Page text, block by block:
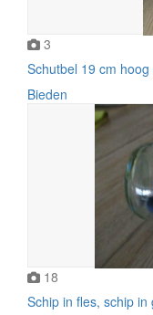
3
Schutbel 19 cm
Bieden
18
Schip in fles, schip